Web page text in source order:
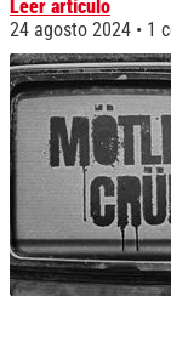
Leer artículo
24 agosto 2024
1